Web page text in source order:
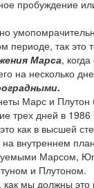
пробуждение
периоде, так это
Марса,
на несколько
Марс и Плутон
трех дней в 1986
как в высшей
на внутреннем
Марсом,
и Плутоном.
как мы должны это